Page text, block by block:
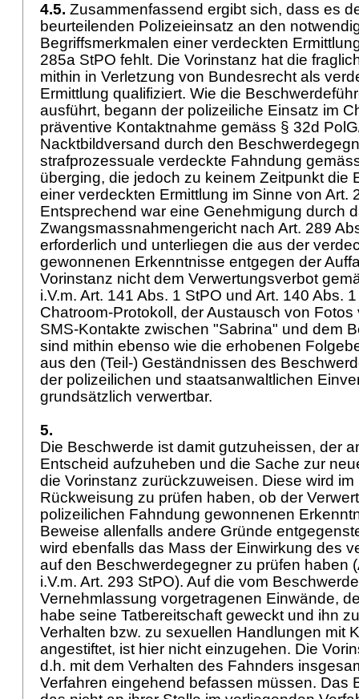
4.5. Zusammenfassend ergibt sich, dass es
beurteilenden Polizeieinsatz an den
Begriffsmerkmalen einer verdeckten
285a StPO fehlt. Die Vorinstanz hat die
mithin in Verletzung von Bundesrecht als
Ermittlung qualifiziert. Wie die
ausführt, begann der polizeiliche Einsatz im
präventive Kontaktnahme gemäss § 32d
Nacktbildversand durch den
strafprozessuale verdeckte Fahndung
überging, die jedoch zu keinem Zeitpunkt die
einer verdeckten Ermittlung im Sinne von Art.
Entsprechend war eine Genehmigung durch
Zwangsmassnahmengericht nach Art. 289
erforderlich und unterliegen die aus der
gewonnenen Erkenntnisse entgegen der
Vorinstanz nicht dem Verwertungsverbot
i.V.m. Art. 141 Abs. 1 StPO und Art. 140 Abs.
Chatroom-Protokoll, der Austausch von Fotos
SMS-Kontakte zwischen "Sabrina" und dem
sind mithin ebenso wie die erhobenen
aus den (Teil-) Geständnissen des
der polizeilichen und staatsanwaltlichen
grundsätzlich verwertbar.
5.
Die Beschwerde ist damit gutzuheissen, der
Entscheid aufzuheben und die Sache zur
die Vorinstanz zurückzuweisen. Diese wird
Rückweisung zu prüfen haben, ob der
polizeilichen Fahndung gewonnenen
Beweise allenfalls andere Gründe
wird ebenfalls das Mass der Einwirkung des
auf den Beschwerdegegner zu prüfen haben
i.V.m. Art. 293 StPO). Auf die vom
Vernehmlassung vorgetragenen Einwände,
habe seine Tatbereitschaft geweckt und ihn
Verhalten bzw. zu sexuellen Handlungen mit
angestiftet, ist hier nicht einzugehen. Die
d.h. mit dem Verhalten des Fahnders
Verfahren eingehend befassen müssen. Das